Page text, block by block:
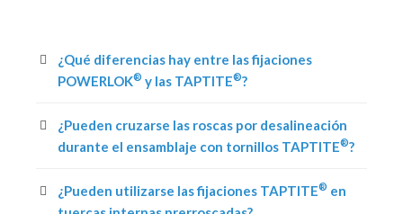
¿Qué diferencias hay entre las fijaciones
POWERLOK® y las TAPTITE®?
¿Pueden cruzarse las roscas por desalineación
durante el ensamblaje con tornillos TAPTITE®?
¿Pueden utilizarse las fijaciones TAPTITE® en